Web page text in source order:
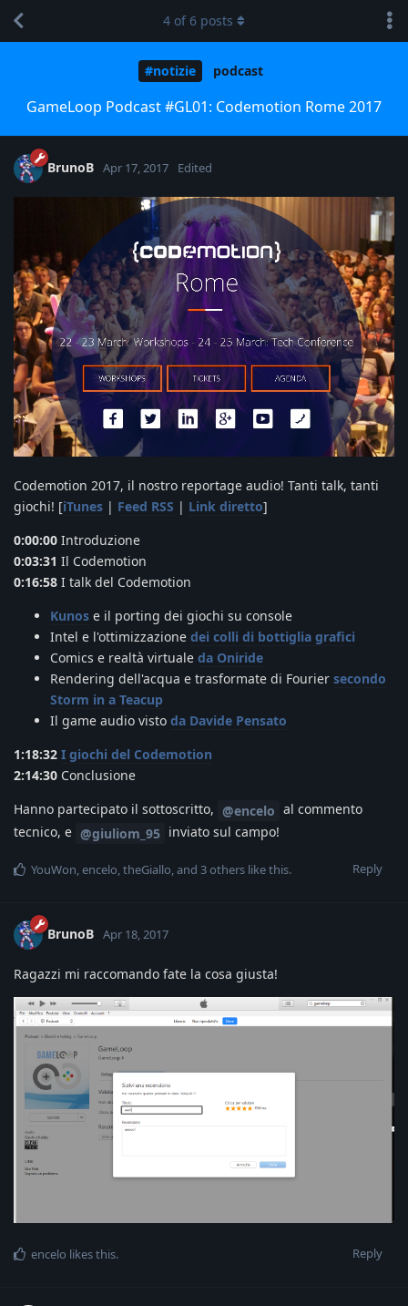
#notizie podcast
GameLoop Podcast #GL01: Codemotion Rome 2017
4 of 6 posts
BrunoB Apr 17, 2017 Edited
Codemotion 2017, il nostro reportage audio! Tanti talk, tanti
giochi! [iTunes | Feed RSS | Link diretto]
0:00:00 Introduzione
0:03:31 Il Codemotion
0:16:58 I talk del Codemotion
Kunos e il porting dei giochi su console
Intel e l'ottimizzazione dei colli di bottiglia grafici
Comics e realtà virtuale da Oniride
Rendering dell'acqua e trasformate di Fourier secondo
Storm in a Teacup
Il game audio visto da Davide Pensato
1:18:32 I giochi del Codemotion
2:14:30 Conclusione
Hanno partecipato il sottoscritto, @encelo al commento
tecnico, e @giuliom_95 inviato sul campo!
Reply
YouWon,encelo,theGiallo, and 3others like this.
BrunoB Apr 18, 2017
Ragazzi mi raccomando fate la cosa giusta!
Reply
encelo likes this.